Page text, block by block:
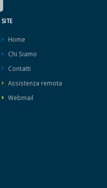
SITE
Home
Chi Siamo
Contatti
Assistenza remota
Webmail